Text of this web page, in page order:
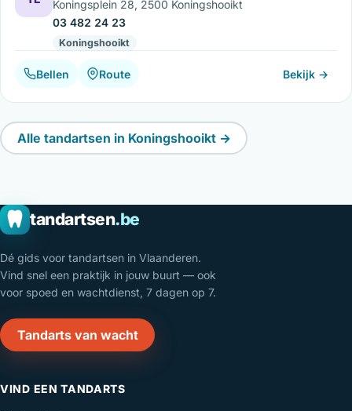
Koningsplein 28, 2500 Koningshooikt
03 482 24 23
Koningshooikt
Bellen Route Bekijk →
Alle tandartsen in Koningshooikt →
tandartsen.be
Dé gids voor tandartsen in Vlaanderen.
Vind snel een praktijk in jouw buurt — ook
voor spoed en wachtdienst, 7 dagen op 7.
Tandarts van wacht
VIND EEN TANDARTS